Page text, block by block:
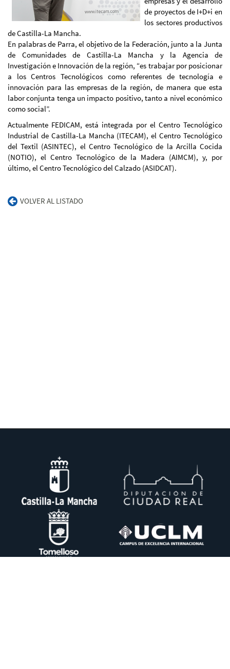
de proyectos de I+D+i en
los sectores productivos
de Castilla-La Mancha.
En palabras de Parra, el objetivo de la Federación, junto a la Junta
de Comunidades de Castilla-La Mancha y la Agencia de
Investigación e Innovación de la región, “es trabajar por posicionar
a los Centros Tecnológicos como referentes de tecnología e
innovación para las empresas de la región, de manera que esta
labor conjunta tenga un impacto positivo, tanto a nivel económico
como social”.
Actualmente FEDICAM, está integrada por el Centro Tecnológico
Industrial de Castilla-La Mancha (ITECAM), el Centro Tecnológico
del Textil (ASINTEC), el Centro Tecnológico de la Arcilla Cocida
(NOTIO), el Centro Tecnológico de la Madera (AIMCM), y, por
último, el Centro Tecnológico del Calzado (ASIDCAT).
VOLVER AL LISTADO